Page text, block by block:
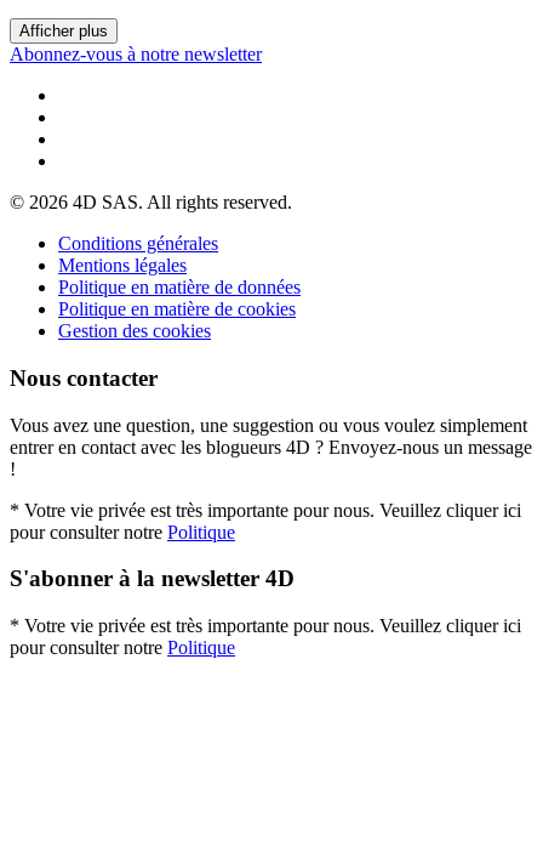
Afficher plus
Abonnez-vous à notre newsletter
© 2026 4D SAS. All rights reserved.
Conditions générales
Mentions légales
Politique en matière de données
Politique en matière de cookies
Gestion des cookies
Nous contacter
Vous avez une question, une suggestion ou vous voulez simplement
entrer en contact avec les blogueurs 4D ? Envoyez-nous un message
!
* Votre vie privée est très importante pour nous. Veuillez cliquer ici
pour consulter notre Politique
S'abonner à la newsletter 4D
* Votre vie privée est très importante pour nous. Veuillez cliquer ici
pour consulter notre Politique